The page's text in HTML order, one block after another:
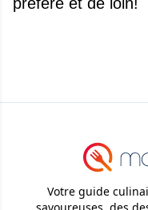
Votre guide